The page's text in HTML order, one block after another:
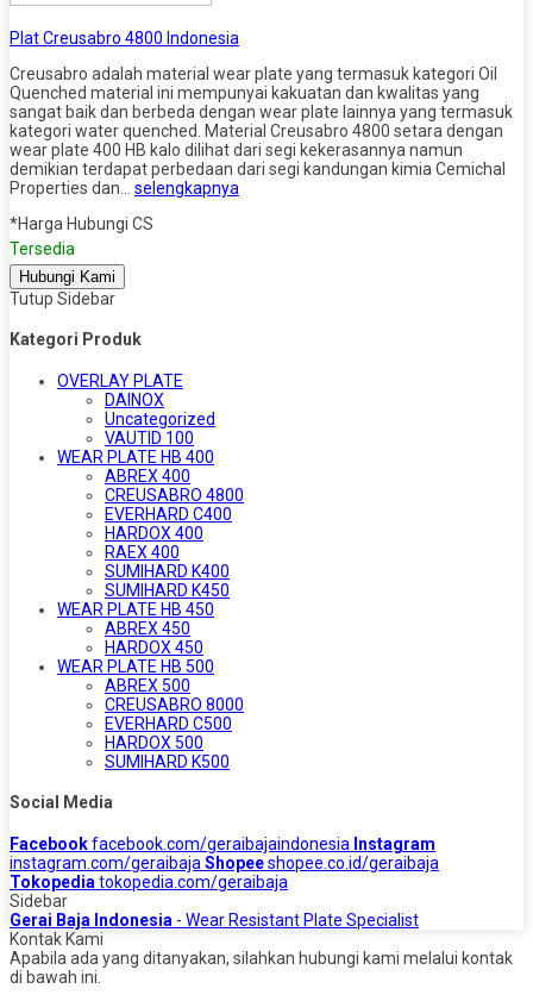
Plat Creusabro 4800 Indonesia
Creusabro adalah material wear plate yang termasuk kategori Oil
Quenched material ini mempunyai kakuatan dan kwalitas yang
sangat baik dan berbeda dengan wear plate lainnya yang termasuk
kategori water quenched. Material Creusabro 4800 setara dengan
wear plate 400 HB kalo dilihat dari segi kekerasannya namun
demikian terdapat perbedaan dari segi kandungan kimia Cemichal
Properties dan… selengkapnya
*Harga Hubungi CS
Tersedia
Hubungi Kami
Tutup Sidebar
Kategori Produk
OVERLAY PLATE
DAINOX
Uncategorized
VAUTID 100
WEAR PLATE HB 400
ABREX 400
CREUSABRO 4800
EVERHARD C400
HARDOX 400
RAEX 400
SUMIHARD K400
SUMIHARD K450
WEAR PLATE HB 450
ABREX 450
HARDOX 450
WEAR PLATE HB 500
ABREX 500
CREUSABRO 8000
EVERHARD C500
HARDOX 500
SUMIHARD K500
Social Media
Facebookfacebook.com/geraibajaindonesia Instagram
instagram.com/geraibaja Shopeeshopee.co.id/geraibaja
Tokopedia tokopedia.com/geraibaja
Sidebar
Gerai Baja Indonesia - Wear Resistant Plate Specialist
Kontak Kami
Apabila ada yang ditanyakan, silahkan hubungi kami melalui kontak
di bawah ini.